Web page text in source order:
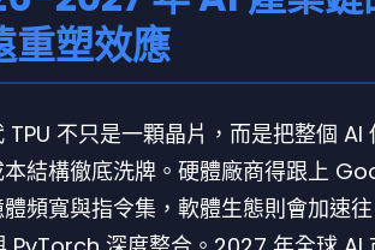
重塑效應
TPU 不只是一顆晶片，而是把整個 AI
結構徹底洗牌。硬體廠商得跟上
頻寬與指令集，軟體生態則會加速往